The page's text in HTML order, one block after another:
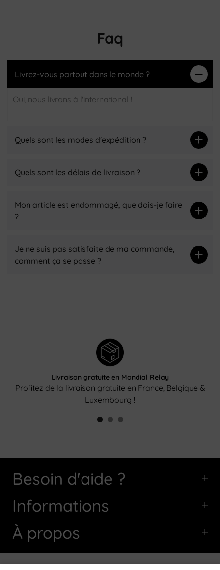
Faq
Livrez-vous partout dans le monde ?
Oui, nous livrons à l'international !
Quels sont les modes d'expédition ?
Quels sont les délais de livraison ?
Mon article est endommagé, que dois-je faire
?
Je ne suis pas satisfaite de ma commande,
comment ça se passe ?
Livraison gratuite en Mondial Relay
Profitez de la livraison gratuite en France, Belgique &
Luxembourg !
Besoin d'aide ?
Informations
À propos